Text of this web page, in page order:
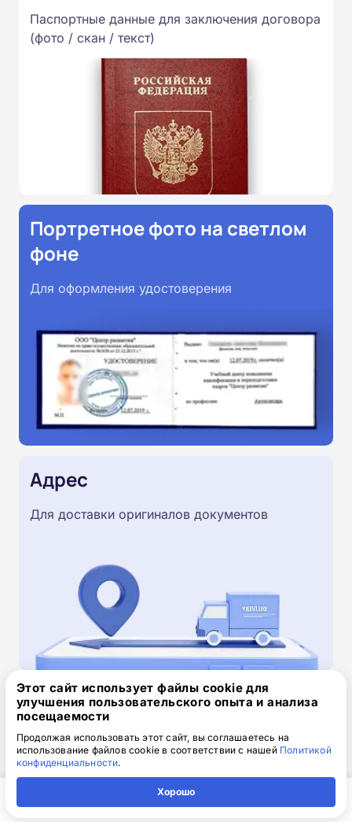
Паспортные данные для заключения договора
(фото / скан / текст)
Портретное фото на светлом
фоне
Для оформления удостоверения
Адрес
Для доставки оригиналов документов
Скачайте заявку на обучение
.doc, 32.52 Кб
Скачайте шаблон, заполните и отправьте по
электронной почтеinfo@1-academy.ru.
Обязательно укажите контактный номер телефон.
Этот сайт использует файлы cookie для
улучшения пользовательского опыта и анализа
посещаемости
Продолжая использовать этот сайт, вы соглашаетесь на
использование файлов cookie в соответствии с нашей Политикой
конфиденциальности.
Хорошо